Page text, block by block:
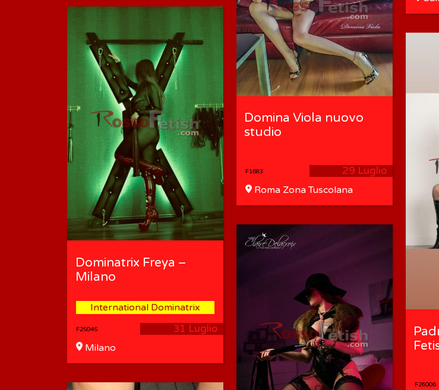
Dominatrix Freya –
Milano
International Dominatrix
31 Luglio
F25045
Milano
Domina Viola nuovo
studio
29 Luglio
F1683
Roma Zona Tuscolana
F26006